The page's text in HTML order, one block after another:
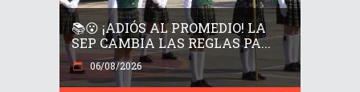
📚😮 ¡ADIÓS AL PROMEDIO! LA
SEP CAMBIA LAS REGLAS PA...
06/08/2026